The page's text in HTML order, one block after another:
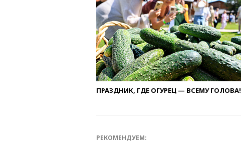
ПРАЗДНИК, ГДЕ ОГУРЕЦ — ВСЕМУ ГОЛОВА!
РЕКОМЕНДУЕМ: